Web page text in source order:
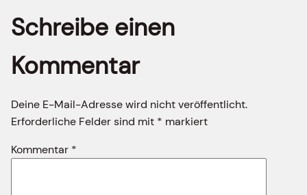
Schreibe einen
Kommentar
Deine E-Mail-Adresse wird nicht veröffentlicht.
Erforderliche Felder sind mit * markiert
Kommentar *